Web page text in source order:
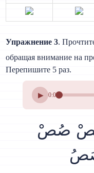
Упражнение 3.
обращая внимание на
Перепишите 5 раз.
▶ 0:00
صُصْ